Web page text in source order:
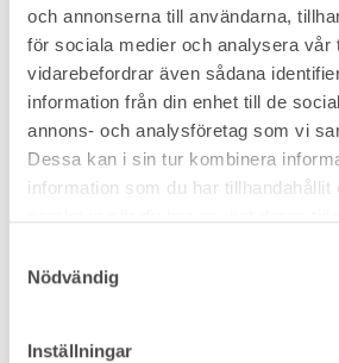
och annonserna till användarna,
för sociala medier och analysera vår
vidarebefordrar även sådana
information från din enhet till de
annons- och analysföretag som vi
Dessa kan i sin tur kombinera
information som du har tillhandahållit
Nödvändig
Inställningar